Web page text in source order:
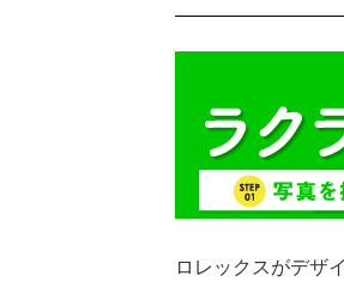
ロレックスがデザ